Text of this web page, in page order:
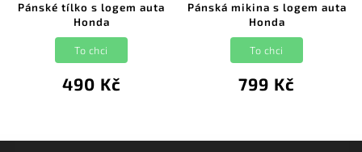
Pánské tílko s logem auta
Honda
490 Kč
To chci
Pánská mikina s logem auta
Honda
799 Kč
To chci